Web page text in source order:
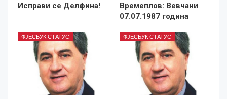
Исправи се Делфина!
Времеплов: Вевчани
07.07.1987 година
ФЈЕСБУК СТАТУС ФЈЕСБУК СТАТУС